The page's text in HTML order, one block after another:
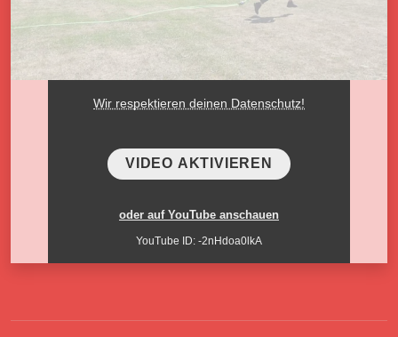
Wir respektieren deinen Datenschutz!
VIDEO AKTIVIEREN
oder auf YouTube anschauen
YouTube ID: -2nHdoa0lkA